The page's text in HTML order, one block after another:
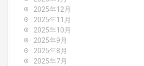
2025年12月
2025年11月
2025年10月
2025年9月
2025年8月
2025年7月